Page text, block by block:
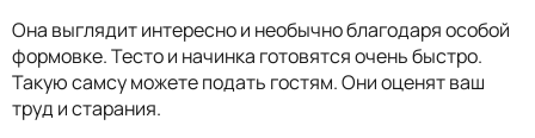
Она выглядит интересно и необычно благодаря особой
формовке. Тесто и начинка готовятся очень быстро.
Такую самсу можете подать гостям. Они оценят ваш
труд и старания.